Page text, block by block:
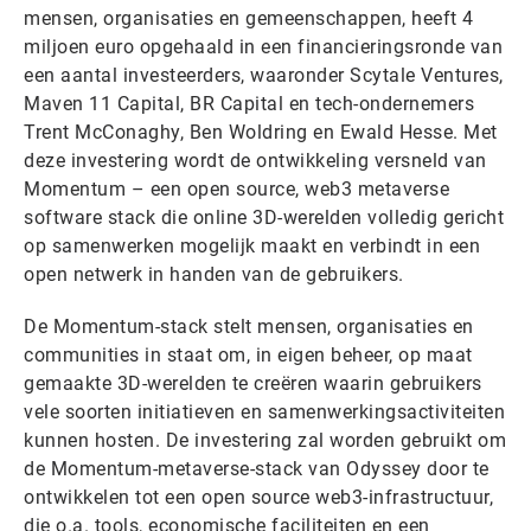
mensen, organisaties en gemeenschappen, heeft 4
miljoen euro opgehaald in een financieringsronde van
een aantal investeerders, waaronder Scytale Ventures,
Maven 11 Capital, BR Capital en tech-ondernemers
Trent McConaghy, Ben Woldring en Ewald Hesse. Met
deze investering wordt de ontwikkeling versneld van
Momentum – een open source, web3 metaverse
software stack die online 3D-werelden volledig gericht
op samenwerken mogelijk maakt en verbindt in een
open netwerk in handen van de gebruikers.
De Momentum-stack stelt mensen, organisaties en
communities in staat om, in eigen beheer, op maat
gemaakte 3D-werelden te creëren waarin gebruikers
vele soorten initiatieven en samenwerkingsactiviteiten
kunnen hosten. De investering zal worden gebruikt om
de Momentum-metaverse-stack van Odyssey door te
ontwikkelen tot een open source web3-infrastructuur,
die o.a. tools, economische faciliteiten en een